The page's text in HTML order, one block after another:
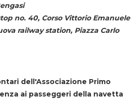
no. 40, Corso Vittorio Emanuele
railway station, Piazza Carlo
dell'Associazione Primo
ai passeggeri della navetta